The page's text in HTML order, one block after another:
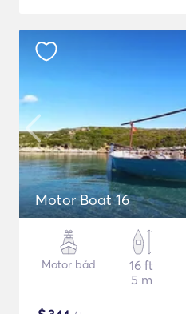
Motor Boat 16
Motor båd
16 ft
5 m